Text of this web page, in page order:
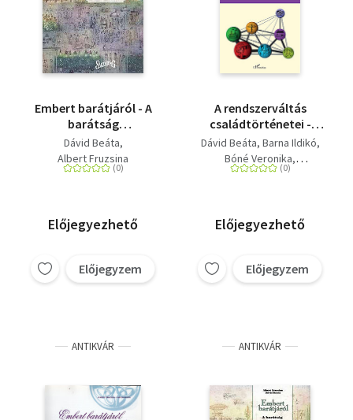
Történelem
Vallás
Embert barátjáról - A
barátság
szociológiája
Dávid Beáta
Albert Fruzsina
Előjegyezhető
Előjegyzem
A rendszerváltás
családtörténetei -
Huszonöt év Budapest
árnyékában
Dávid Beáta Barna Ildikó
Bóné Veronika
Hegedűs Réka
Izsák Éva
Előjegyezhető
Előjegyzem
ANTIKVÁR ANTIKVÁR